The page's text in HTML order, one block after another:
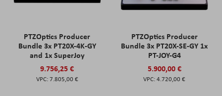
PTZOptics Producer
Bundle 3x PT20X-4K-GY
and 1x SuperJoy
9.756,25 €
7.805,00 €
PTZOptics Producer
Bundle 3x PT20X-SE-GY 1x
PT-JOY-G4
5.900,00 €
4.720,00 €